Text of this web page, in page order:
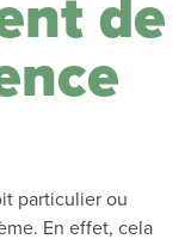
de
particulier ou
En effet, cela